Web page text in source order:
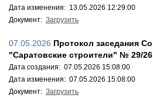
Дата изменения: 13.05.2026 12:29:00
Документ: Загрузить
07.05.2026 Протокол заседания
"Саратовские строители" № 29/26
Дата создания: 07.05.2026 15:08:00
Дата изменения: 07.05.2026 15:08:00
Документ: Загрузить